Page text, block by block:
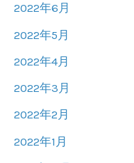
2022年6月
2022年5月
2022年4月
2022年3月
2022年2月
2022年1月